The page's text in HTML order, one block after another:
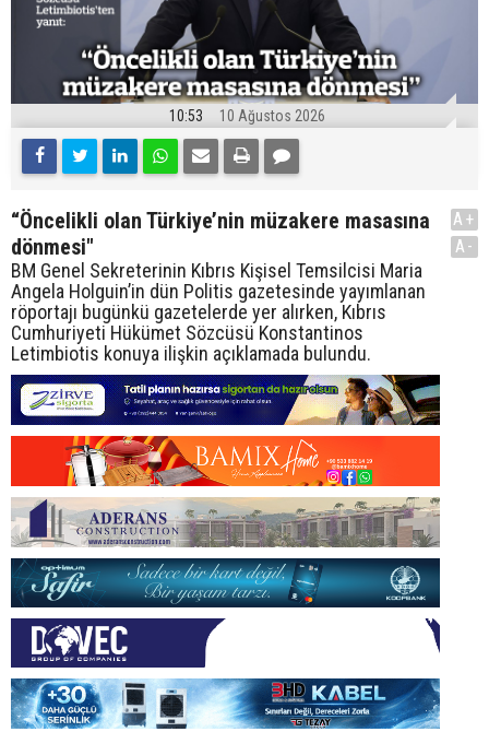
10:53 10 Ağustos 2026
“Öncelikli olan Türkiye’nin müzakere masasına
dönmesi"
BM Genel Sekreterinin Kıbrıs Kişisel Temsilcisi Maria
Angela Holguin’in dün Politis gazetesinde yayımlanan
röportajı bugünkü gazetelerde yer alırken, Kıbrıs
Cumhuriyeti Hükümet Sözcüsü Konstantinos
Letimbiotis konuya ilişkin açıklamada bulundu.
A+
A-